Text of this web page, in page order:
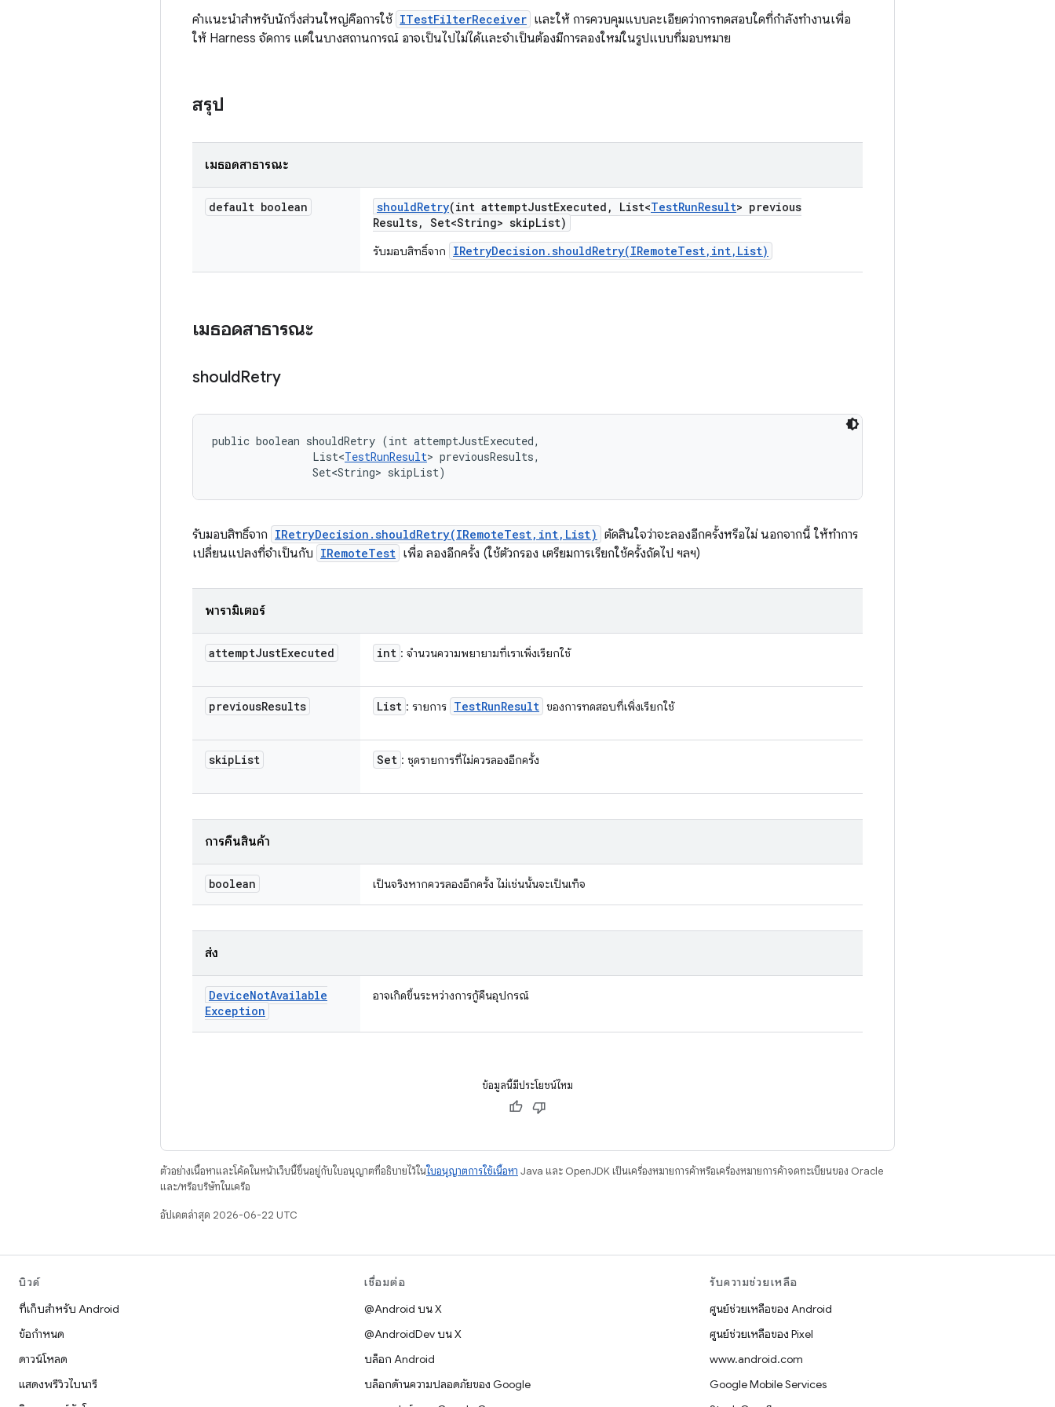
คำแนะนำสำหรับนักวิ่งส่วนใหญ่คือการใช้ ITestFilterReceiver และให้ การควบคุมแบบละเอียดว่าการทดสอบใดที่กำลังทำงานเพื่อ
ให้ Harness จัดการ แต่ในบางสถานการณ์ อาจเป็นไปไม่ได้และจำเป็นต้องมีการลองใหม่ในรูปแบบที่มอบหมาย
สรุป
เมธอดสาธารณะ
default boolean shouldRetry(int attemptJustExecuted , List<TestRunResult> previous
Results, Set<String> skipList)
รับมอบสิทธิ์จาก IRetryDecision.shouldRetry(IRemoteTest,int,List)
เมธอดสาธารณะ
shouldRetry
public boolean shouldRetry (int attemptJustExecuted,
                List<
TestRunResult> previousResults,
                Set<String> skipList)
รับมอบสิทธิ์จาก IRetryDecision.shouldRetry(IRemoteTest,int,List) ตัดสินใจว่าจะลองอีกครั้งหรือไม่ นอกจากนี้ ให้ทำการ
เปลี่ยนแปลงที่จำเป็นกับ IRemoteTest เพื่อ ลองอีกครั้ง (ใช้ตัวกรอง เตรียมการเรียกใช้ครั้งถัดไป ฯลฯ)
พารามิเตอร์
attemptJustExecuted int : จำนวนความพยายามที่เราเพิ่งเรียกใช้
previousResults List : รายการ TestRunResult ของการทดสอบที่เพิ่งเรียกใช้
skipList Set : ชุดรายการที่ไม่ควรลองอีกครั้ง
การคืนสินค้า
boolean เป็นจริงหากควรลองอีกครั้ง ไม่เช่นนั้นจะเป็นเท็จ
ส่ง
DeviceNotAvailable
Exception
อาจเกิดขึ้นระหว่างการกู้คืนอุปกรณ์
ข้อมูลนี้มีประโยชน์ไหม
ตัวอย่างเนื้อหาและโค้ดในหน้าเว็บนี้ขึ้นอยู่กับใบอนุญาตที่อธิบายไว้ในใบอนุญาตการใช้เนื้อหา Java และ OpenJDK เป็นเครื่องหมายการค้าหรือเครื่องหมายการค้าจดทะเบียนของ Oracle
และ/หรือบริษัทในเครือ
อัปเดตล่าสุด 2026-06-22 UTC
บิวด์
ที่เก็บสำหรับ Android
ข้อกำหนด
ดาวน์โหลด
แสดงพรีวิวไบนารี
เชื่อมต่อ
@Android บน X
@AndroidDev บน X
บล็อก Android
บล็อกด้านความปลอดภัยของ Google
รับความช่วยเหลือ
ศูนย์ช่วยเหลือของ Android
ศูนย์ช่วยเหลือของ Pixel
www.android.com
Google Mobile Services